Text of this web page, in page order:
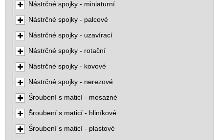
Nástrčné spojky - miniaturní
Nástrčné spojky - palcové
Nástrčné spojky - uzavírací
Nástrčné spojky - rotační
Nástrčné spojky - kovové
Nástrčné spojky - nerezové
Šroubení s maticí - mosazné
Šroubení s maticí - hliníkové
Šroubení s maticí - plastové